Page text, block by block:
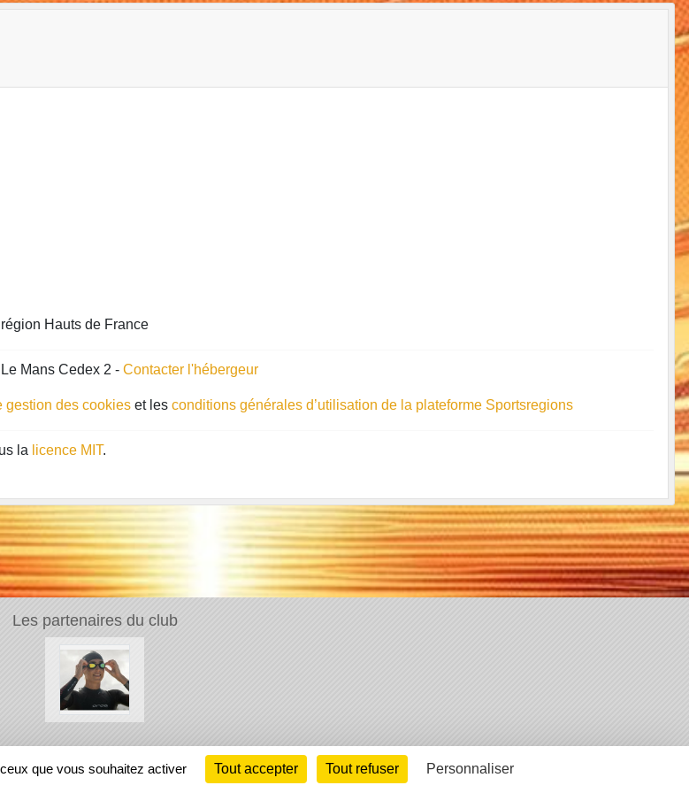
Hauts de France
Mans Cedex 2 - Contacter l'hébergeur
gestion des cookies et les conditions générales d’utilisation de la plateforme Sportsregions
la licence MIT.
Les partenaires du club
Charte cookies
Gestion des cookies
Informations légales
Signaler un contenu inapproprié
que vous souhaitez activer Tout accepter Tout refuser Personnaliser